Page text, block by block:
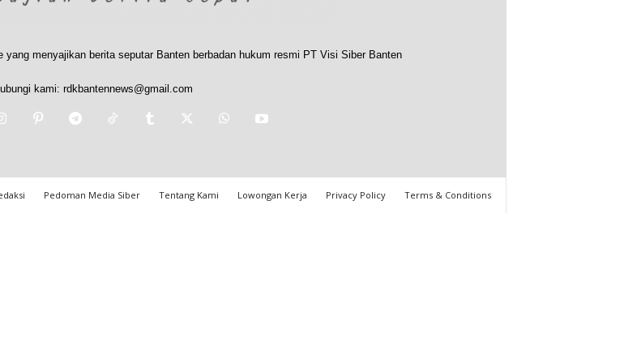
yang menyajikan berita seputar Banten berbadan hukum resmi PT Visi Siber Banten
kami: rdkbantennews@gmail.com
Pedoman Media Siber Tentang Kami Lowongan Kerja Privacy Policy Terms & Conditions